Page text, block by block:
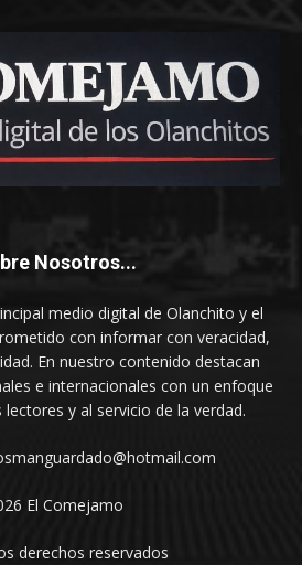
Nosotros...
medio digital de Olanchito y el
con informar con veracidad,
En nuestro contenido destacan
e internacionales con un enfoque
y al servicio de la verdad.
El Comejamo
derechos reservados